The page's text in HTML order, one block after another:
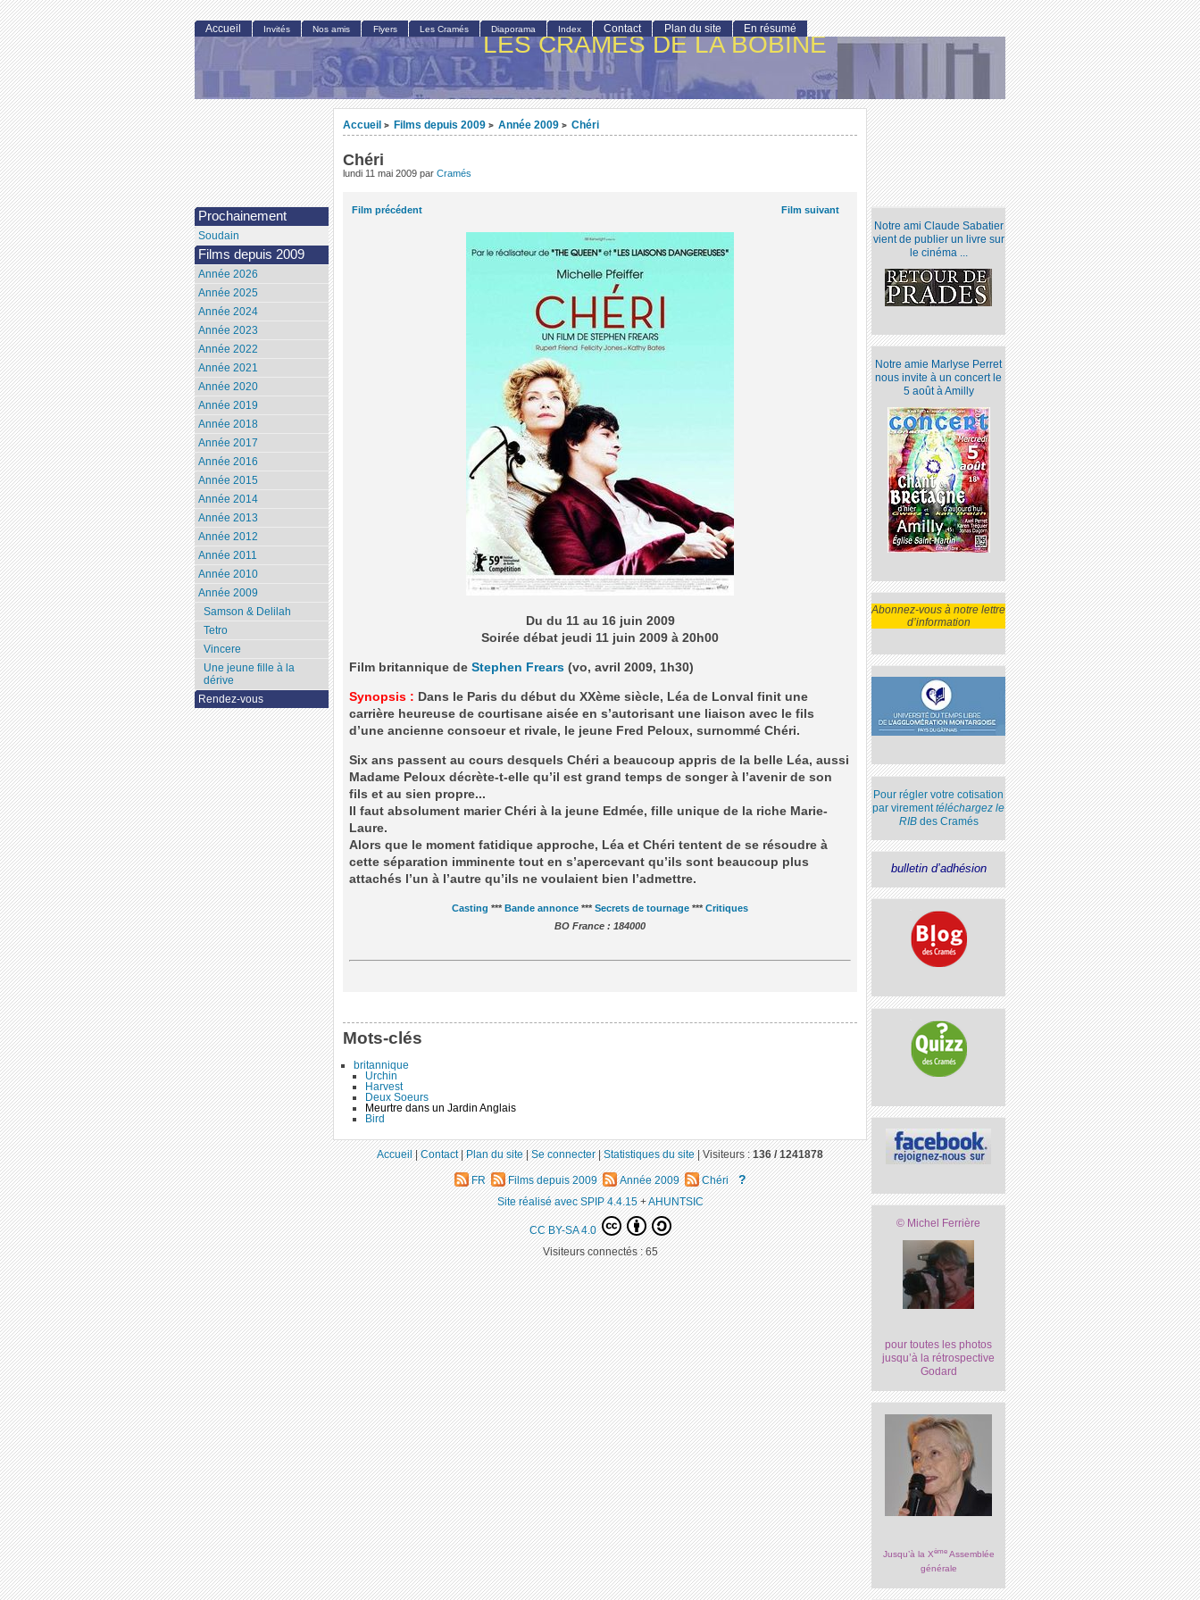
LES CRAMÉS DE LA BOBINE
Accueil > Films depuis 2009 > Année 2009 > Chéri
Chéri
lundi 11 mai 2009 par Cramés
Film précédent Film suivant
Du du 11 au 16 juin 2009
Soirée débat jeudi 11 juin 2009 à 20h00
Film britannique de Stephen Frears(vo, avril 2009, 1h30)
Synopsis : Dans le Paris du début du XXème siècle, Léa de Lonval finit une
carrière heureuse de courtisane aisée en s’autorisant une liaison avec le fils
d’une ancienne consoeur et rivale, le jeune Fred Peloux, surnommé Chéri.
Six ans passent au cours desquels Chéri a beaucoup appris de la belle Léa, aussi
Madame Peloux décrète-t-elle qu’il est grand temps de songer à l’avenir de son
fils et au sien propre...
Il faut absolument marier Chéri à la jeune Edmée, fille unique de la riche Marie-
Laure.
Alors que le moment fatidique approche, Léa et Chéri tentent de se résoudre à
cette séparation imminente tout en s’apercevant qu’ils sont beaucoup plus
attachés l’un à l’autre qu’ils ne voulaient bien l’admettre.
Casting *** Bande annonce *** Secrets de tournage *** Critiques
BO France : 184000
Mots-clés
britannique
Urchin
Harvest
Deux Soeurs
Meurtre dans un Jardin Anglais
Bird
Notre ami Claude Sabatier
vient de publier un livre sur
le cinéma ...
Notre amie Marlyse Perret
nous invite à un concert le
5 août à Amilly
Abonnez-vous à notre lettre
d’information
Pour régler votre cotisation
par virementtéléchargez le
RIBdes Cramés
bulletin d’adhésion
© Michel Ferrière
pour toutes les photos
jusqu’à la rétrospective
Godard
Jusqu’à la XèmeAssemblée
générale
Accueil Invités Nos amis Flyers Les Cramés Diaporama Index Contact Plan du site En résumé
Prochainement
Soudain
Films depuis 2009
Année 2026
Année 2025
Année 2024
Année 2023
Année 2022
Année 2021
Année 2020
Année 2019
Année 2018
Année 2017
Année 2016
Année 2015
Année 2014
Année 2013
Année 2012
Année 2011
Année 2010
Année 2009
Samson & Delilah
Tetro
Vincere
Une jeune fille à la
dérive
Rendez-vous
Accueil|Contact|Plan du site|Se connecter|Statistiques du site|Visiteurs :136 / 1241878
FR Films depuis 2009 Année 2009 Chéri ?
Site réalisé avec SPIP 4.4.15+AHUNTSIC
CC BY-SA 4.0
Visiteurs connectés :65